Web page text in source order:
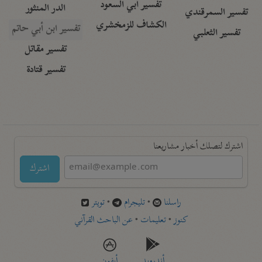
تفسير السمرقندي
تفسير الثعلبي
تفسير أبي السعود
الكشاف للزمخشري
الدر المنثور
تفسير ابن أبي حاتم
تفسير مقاتل
تفسير قتادة
اشترك لتصلك أخبار مشاريعنا
اشترك
راسلنا •تليجرام •تويتر
كنوز•تعليمات •عن الباحث القرآني